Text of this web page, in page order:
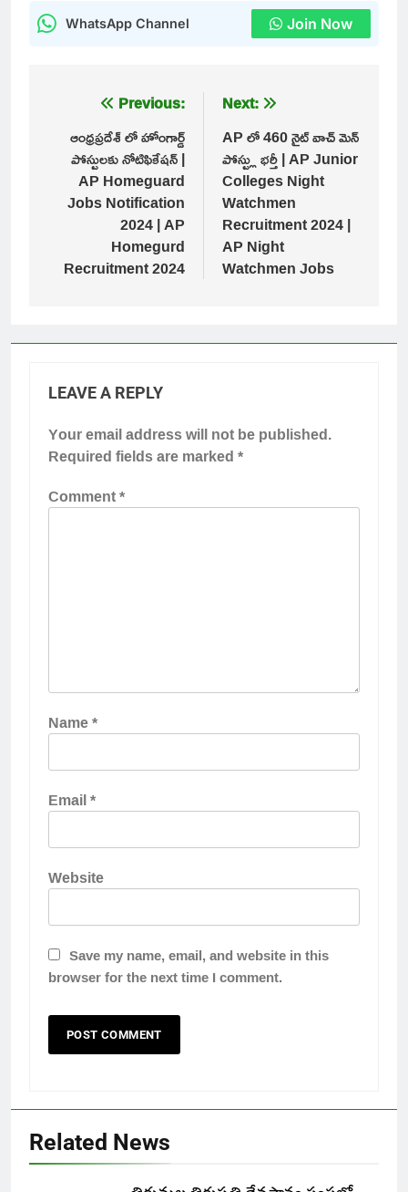
WhatsApp Channel Join Now
navigation
Previous:
ఆంధ్రప్రదేశ్ లో హోంగార్డ్
పోస్టులకు నోటిఫికేషన్ |
AP Homeguard
Jobs Notification
2024 | AP
Homegurd
Recruitment 2024
Next:
AP లో 460 నైట్ వాచ్ మెన్
పోస్ట్లు భర్తీ | AP Junior
Colleges Night
Watchmen
Recruitment 2024 |
AP Night
Watchmen Jobs
LEAVE A REPLY
Your email address will not be published.
Required fields are marked*
Comment*
Name*
Email*
Website
Save my name, email, and website in this
browser for the next time I comment.
Related News